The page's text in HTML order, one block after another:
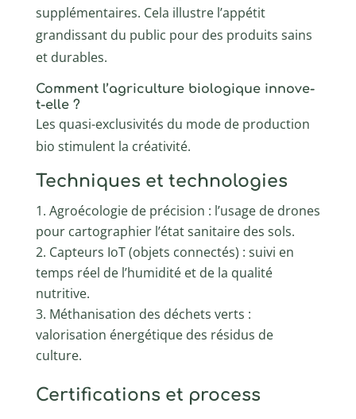
supplémentaires. Cela illustre l’appétit
grandissant du public pour des produits sains
et durables.
Comment l’agriculture biologique innove-
t-elle ?
Les quasi-exclusivités du mode de production
bio stimulent la créativité.
Techniques et technologies
Agroécologie de précision : l’usage de drones
pour cartographier l’état sanitaire des sols.
Capteurs IoT (objets connectés) : suivi en
temps réel de l’humidité et de la qualité
nutritive.
Méthanisation des déchets verts :
valorisation énergétique des résidus de
culture.
Certifications et process